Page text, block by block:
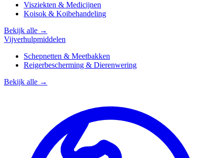
Visziekten & Medicijnen
Koisok & Koibehandeling
Bekijk alle →
Vijverhulpmiddelen
Schepnetten & Meetbakken
Reigerbescherming & Dierenwering
Bekijk alle →